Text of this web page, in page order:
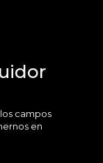
campos
en